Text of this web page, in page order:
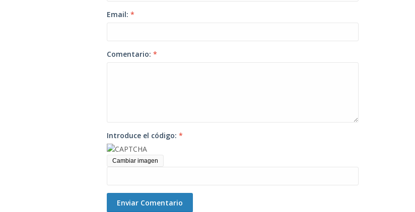
Email: *
Comentario: *
Introduce el código: *
Cambiar imagen
Enviar Comentario